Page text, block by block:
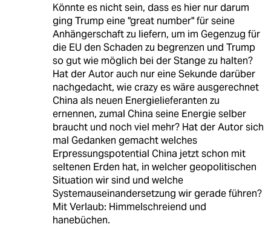
Könnte es nicht sein, dass es hier nur darum
ging Trump eine "great number" für seine
Anhängerschaft zu liefern, um im Gegenzug für
die EU den Schaden zu begrenzen und Trump
so gut wie möglich bei der Stange zu halten?
Hat der Autor auch nur eine Sekunde darüber
nachgedacht, wie crazy es wäre ausgerechnet
China als neuen Energielieferanten zu
ernennen, zumal China seine Energie selber
braucht und noch viel mehr? Hat der Autor sich
mal Gedanken gemacht welches
Erpressungspotential China jetzt schon mit
seltenen Erden hat, in welcher geopolitischen
Situation wir sind und welche
Systemauseinandersetzung wir gerade führen?
Mit Verlaub: Himmelschreiend und
hanebüchen.